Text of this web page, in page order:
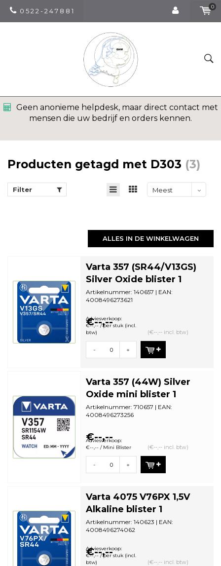
0 5 2 2 - 2 4 7 8 8 1
0
Geen anonieme helpdesk, maar direct contact met
mensen die uw bedrijf en orders kennen.
Producten getagd met D303 (3)
Filter
Meest
ALLES IN DE WINKELWAGEN
Varta 357 (SR44/V13GS)
Silver Oxide blister 1
Artikelnummer: 140657 | EAN:
4008496273621
bestelhoeveelheid: 10
€--,--
Adviesverkoop:
€--,-- / per stuk (incl.
btw)
(€--,-- incl. btw)
- +
Varta 357 (44W) Silver
Oxide mini blister 1
Artikelnummer: 710657 | EAN:
4008496273256
€--,--
Adviesverkoop:
€--,-- / Mini Blister
(€--,-- incl. btw)
- +
Varta 4075 V76PX 1,5V
Alkaline blister 1
Artikelnummer: 140623 | EAN:
4008496274062
bestelhoeveelheid: 1
€--,--
Adviesverkoop:
€--,-- / per stuk (incl.
btw)
(€--,-- incl. btw)